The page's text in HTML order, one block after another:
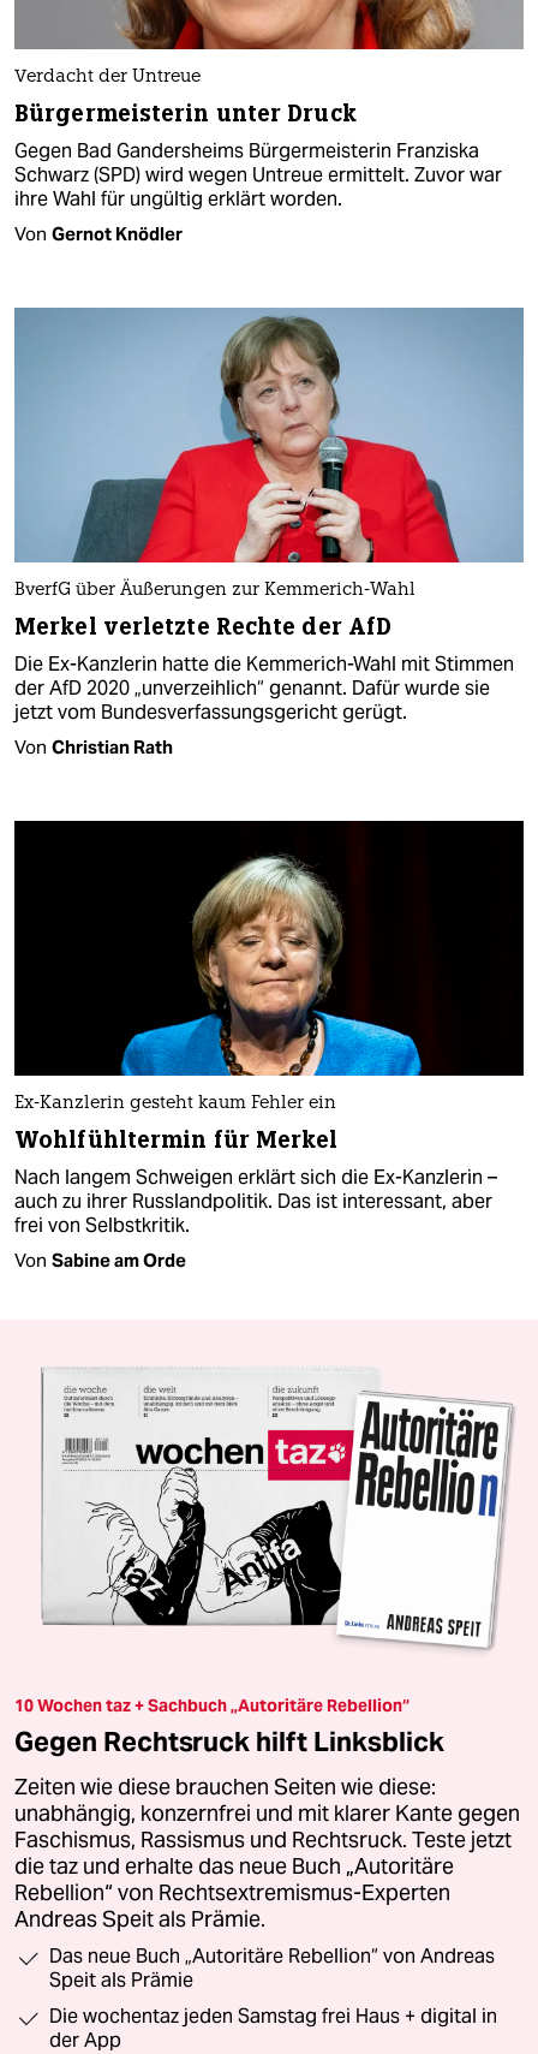
Verdacht der Untreue
Bürgermeisterin unter Druck
Gegen Bad Gandersheims Bürgermeisterin Franziska
Schwarz (SPD) wird wegen Untreue ermittelt. Zuvor war
ihre Wahl für ungültig erklärt worden.
Von Gernot Knödler
BverfG über Äußerungen zur Kemmerich-Wahl
Merkel verletzte Rechte der AfD
Die Ex-Kanzlerin hatte die Kemmerich-Wahl mit Stimmen
der AfD 2020 „unverzeihlich“ genannt. Dafür wurde sie
jetzt vom Bundesverfassungsgericht gerügt.
Von Christian Rath
Ex-Kanzlerin gesteht kaum Fehler ein
Wohlfühltermin für Merkel
Nach langem Schweigen erklärt sich die Ex-Kanzlerin –
auch zu ihrer Russlandpolitik. Das ist interessant, aber
frei von Selbstkritik.
Von Sabine am Orde
10 Wochen taz + Sachbuch „Autoritäre Rebellion“
Gegen Rechtsruck hilft Linksblick
Zeiten wie diese brauchen Seiten wie diese:
unabhängig, konzernfrei und mit klarer Kante gegen
Faschismus, Rassismus und Rechtsruck. Teste jetzt
die taz und erhalte das neue Buch „Autoritäre
Rebellion“ von Rechtsextremismus-Experten
Andreas Speit als Prämie.
Das neue Buch „Autoritäre Rebellion“ von Andreas
Speit als Prämie
Die wochentaz jeden Samstag frei Haus + digital in
der App